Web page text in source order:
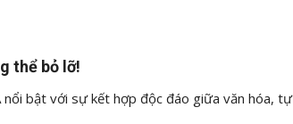
thể bỏ lỡ!
bật với sự kết hợp độc đáo giữa văn hóa, tự